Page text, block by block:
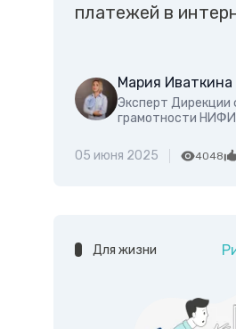
платежей в
Мария Иваткина
Эксперт Дирекции
грамотности
05 июня 2025 4048
Для жизни